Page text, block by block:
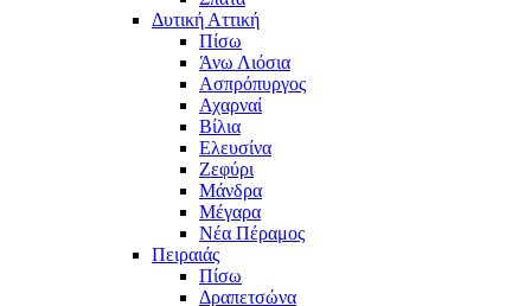
Δυτική Αττική
Πίσω
Άνω Λιόσια
Ασπρόπυργος
Αχαρναί
Βίλια
Ελευσίνα
Ζεφύρι
Μάνδρα
Μέγαρα
Νέα Πέραμος
Πειραιάς
Πίσω
Δραπετσώνα